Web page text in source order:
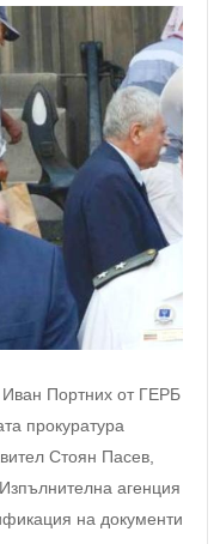
Иван Портних от ГЕРБ
прокуратура
Стоян Пасев,
агенция
на документи